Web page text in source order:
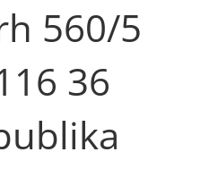
560/5
36